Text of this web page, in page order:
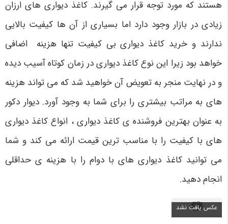
هستند که مورد توجه قرار می گیرند. کاغذ دیواری های ارزان
زیادی در بازار وجود دارد اما بسیاری از آن ها کیفیت بالایی
ندارند و خرید کاغذ دیواری بی کیفیت تنها هزینه اضافی
خواهد بود زیرا این نوع کاغذ دیواری در زمان کوتاه آسیب دیده
و در نهایت منجر به تعویض آن خواهید شد که می تواند هزینه
های به مراتب بیشتری را برای شما به وجود آورد. دیوار دکور
به عنوان بهترین فروشنده ی کاغذ دیواری ، انواع کاغذ دیواری
های با کیفیت را با مناسب ترین قیمت ارائه می کند و شما
می توانید کاغذ دیواری های با دوام را با هزینه ی حداقلی
انجام دهید.